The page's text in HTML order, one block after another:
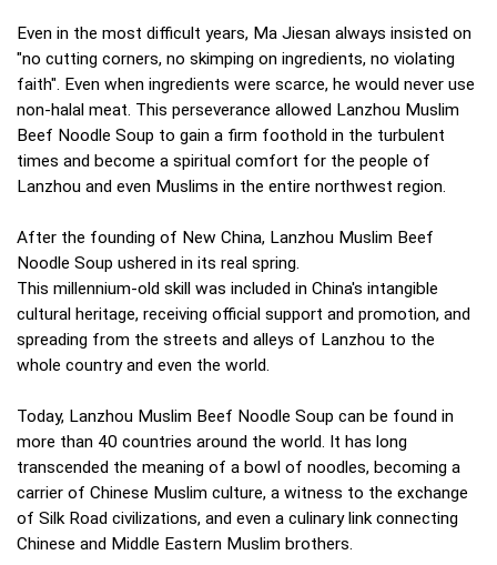
Even in the most difficult years, Ma Jiesan always insisted on
"no cutting corners, no skimping on ingredients, no violating
faith". Even when ingredients were scarce, he would never use
non-halal meat. This perseverance allowed Lanzhou Muslim
Beef Noodle Soup to gain a firm foothold in the turbulent
times and become a spiritual comfort for the people of
Lanzhou and even Muslims in the entire northwest region.
After the founding of New China, Lanzhou Muslim Beef
Noodle Soup ushered in its real spring.
This millennium-old skill was included in China's intangible
cultural heritage, receiving official support and promotion, and
spreading from the streets and alleys of Lanzhou to the
whole country and even the world.
Today, Lanzhou Muslim Beef Noodle Soup can be found in
more than 40 countries around the world. It has long
transcended the meaning of a bowl of noodles, becoming a
carrier of Chinese Muslim culture, a witness to the exchange
of Silk Road civilizations, and even a culinary link connecting
Chinese and Middle Eastern Muslim brothers.